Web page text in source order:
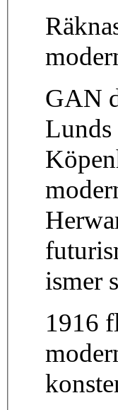
GAN
Lunds
ismer
1916